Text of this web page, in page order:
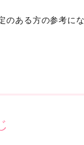
ある方の参考に